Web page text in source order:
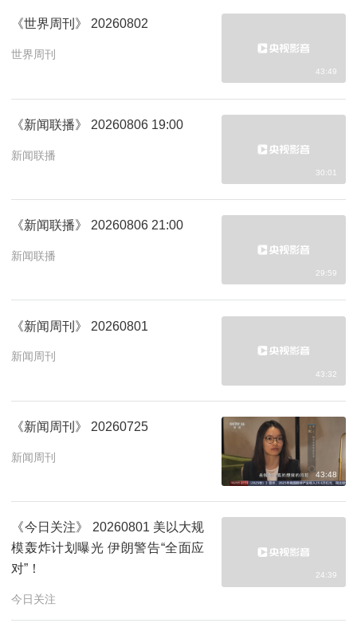
《世界周刊》 20260802
世界周刊
43:49
《新闻联播》 20260806 19:00
新闻联播
30:01
《新闻联播》 20260806 21:00
新闻联播
29:59
《新闻周刊》 20260801
新闻周刊
43:32
《新闻周刊》 20260725
新闻周刊
43:48
《今日关注》 20260801 美以大规
模轰炸计划曝光 伊朗警告“全面应
对”！
今日关注
24:39